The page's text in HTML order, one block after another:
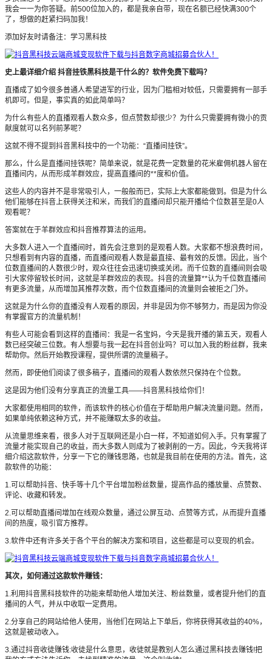
我会一一为你答疑。前500位加入的，都是我亲自带，现在名额已经快满300个
了，想做的赶紧扫码加我！
添加好友时请备注：学习黑科技
史上最详细介绍 抖音挂铁黑科技是干什么的？软件免费下载吗？
直播成了如今很多普通人希望进军的行业，因为门槛相对较低，只需要拥有一部手
机即可。但是，事实真的如此简单吗？
为什么有些人的直播观看人数众多，但点赞数却很少？为什么只需要拥有微小的贡
献度就可以名列前茅呢？
这就不得不提到抖音黑科技中的一个功能：“直播间挂铁”。
那么，什么是直播间挂铁呢？简单来说，就是花费一定数量的花米雇佣机器人留在
直播间内，从而形成羊群效应，提高直播间的**度和价值。
这些人的内容并不是非常吸引人，一般般而已，实际上大家都能做到。但是为什么
他们能够在抖音上获得关注和米，而我们的直播间却只能开播给个位数甚至是0人
观看呢？
答案就在于羊群效应和抖音推荐算法的运用。
大多数人进入一个直播间时，首先会注意到的是观看人数。大家都不想浪费时间，
只想看到有内容的直播，而直播间观看人数是最直接、最有效的反馈。因此，当个
位数直播间的人数很少时，观众往往会迅速切换或关闭。而千位数的直播间则会吸
引大家停留较长时间，这就是羊群效应的表现。抖音的流量算**认为千位数直播间
有更多流量，从而增加其推荐次数，而个位数直播间的流量则会被拒之门外。
这就是为什么你的直播没有人观看的原因，并非是因为你不够努力，而是因为你没
有掌握官方的流量机制！
有些人可能会看到这样的直播间：我是一名宝妈，今天是我开播的第五天，观看人
数已经突破三位数。有人想要与我一起在抖音创业吗？可以加入我的粉丝群，我来
帮助你。然后开始教授课程，提供所谓的流量稿子。
然而，即使他们阅读了很多稿子，直播间的观看人数依然只保持在个位数。
这是因为他们没有分享真正的流量工具——抖音黑科技给你们！
大家都使用相同的软件，而该软件的核心价值在于帮助用户解决流量问题。然而，
如果单纯依赖这种方式，并不能赚取太多的收益。
从流量思维来看，很多人对于互联网还是小白一样，不知道如何入手。只有掌握了
流量才能实现自己的收益，而大多数人则成为了被剥削的一方。因此，今天我将详
细介绍这款软件，分享一下它的赚钱思路，也就是我目前在使用的方法。首先，这
款软件的功能：
1.可以帮助抖音、快手等十几个平台增加粉丝数量，提高作品的播放量、点赞数、
评论、收藏和转发。
2.可以帮助直播间增加在线观众数量，通过公屏互动、点赞等方式，从而提升直播
间的热度，吸引官方推荐。
3.软件中还有许多关于各个平台的解决方案和项目，这些都是可以变现的机会。
其次，如何通过这款软件赚钱：
1.利用抖音黑科技软件的功能来帮助他人增加关注、粉丝数量，或者提升他们的直
播间的人气，并从中收取一定费用。
2.分享自己的网站给他人使用，当他们在网站上下单后，你将获得其收益的40%，
这就是被动收入。
3.通过抖音收徒赚钱:收徒是什么意思，收徒就是教别人怎么通过黑科技去赚钱!把